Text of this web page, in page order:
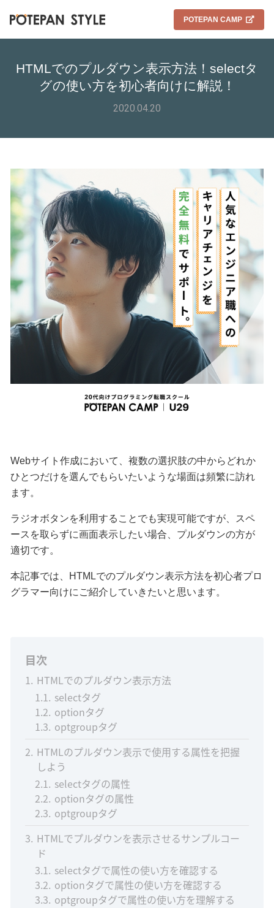
POTEPAN CAMP
HTMLでのプルダウン表示方法！selectタ
グの使い方を初心者向けに解説！
2020.04.20
Webサイト作成において、複数の選択肢の中からどれか
ひとつだけを選んでもらいたいような場面は頻繁に訪れ
ます。
ラジオボタンを利用することでも実現可能ですが、スペ
ースを取らずに画面表示したい場合、プルダウンの方が
適切です。
本記事では、HTMLでのプルダウン表示方法を初心者プロ
グラマー向けにご紹介していきたいと思います。
目次
1 HTMLでのプルダウン表示方法
1.1 selectタグ
1.2 optionタグ
1.3 optgroupタグ
2 HTMLのプルダウン表示で使用する属性を把握
しよう
2.1 selectタグの属性
2.2 optionタグの属性
2.3 optgroupタグ
3 HTMLでプルダウンを表示させるサンプルコー
ド
3.1 selectタグで属性の使い方を確認する
3.2 optionタグで属性の使い方を確認する
3.3 optgroupタグで属性の使い方を理解する